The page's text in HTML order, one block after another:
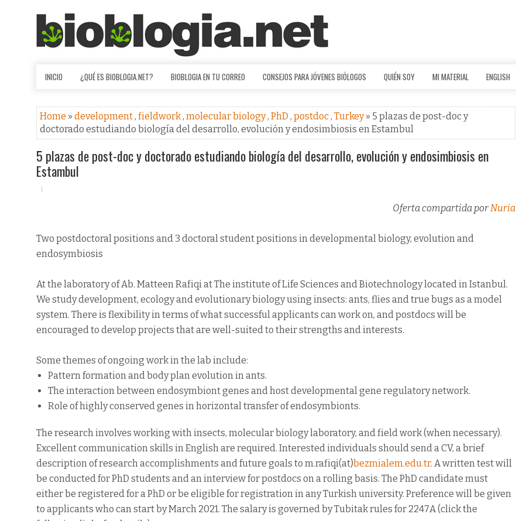
INICIO ¿QUÉ ES BIOBLOGIA.NET? BIOBLOGIA EN TU CORREO CONSEJOS PARA JÓVENES BIÓLOGOS QUIÉN SOY MI MATERIAL ENGLISH
Home » development, fieldwork, molecular biology, PhD , postdoc, Turkey» 5 plazas de post-doc y
doctorado estudiando biología del desarrollo, evolución y endosimbiosis en Estambul
5 plazas de post-doc y doctorado estudiando biología del desarrollo, evolución y endosimbiosis en
Estambul
Oferta compartida porNuria
Two postdoctoral positions and 3 doctoral student positions in developmental biology, evolution and
endosymbiosis
At the laboratory of Ab. Matteen Rafiqi at The institute of Life Sciences and Biotechnology located in Istanbul.
We study development, ecology and evolutionary biology using insects: ants, flies and true bugs as a model
system. There is flexibility in terms of what successful applicants can work on, and postdocs will be
encouraged to develop projects that are well-suited to their strengths and interests.
Some themes of ongoing work in the lab include:
Pattern formation and body plan evolution in ants.
The interaction between endosymbiont genes and host developmental gene regulatory network.
Role of highly conserved genes in horizontal transfer of endosymbionts.
The research involves working with insects, molecular biology laboratory, and field work (when necessary).
Excellent communication skills in English are required. Interested individuals should send a CV, a brief
description of research accomplishments and future goals to m.rafiqi(at)bezmialem.edu.tr. A written test will
be conducted for PhD students and an interview for postdocs on a rolling basis. The PhD candidate must
either be registered for a PhD or be eligible for registration in any Turkish university. Preference will be given
to applicants who can start by March 2021. The salary is governed by Tubitak rules for 2247A (click the